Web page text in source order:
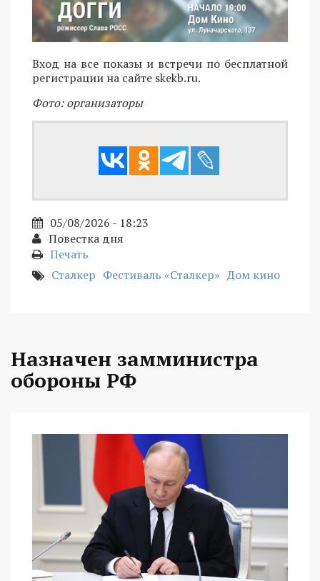
Вход на все показы и встречи по бесплатной
регистрации на сайте skekb.ru.
Фото: организаторы
05/08/2026 - 18:23
Повестка дня
Печать
Сталкер Фестиваль «Сталкер» Дом кино
Назначен замминистра
обороны РФ